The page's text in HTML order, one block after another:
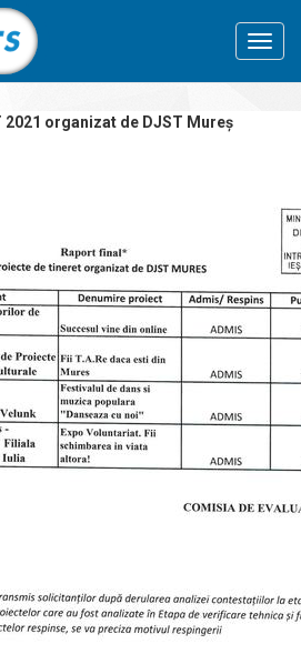
2021 organizat de DJST Mureș